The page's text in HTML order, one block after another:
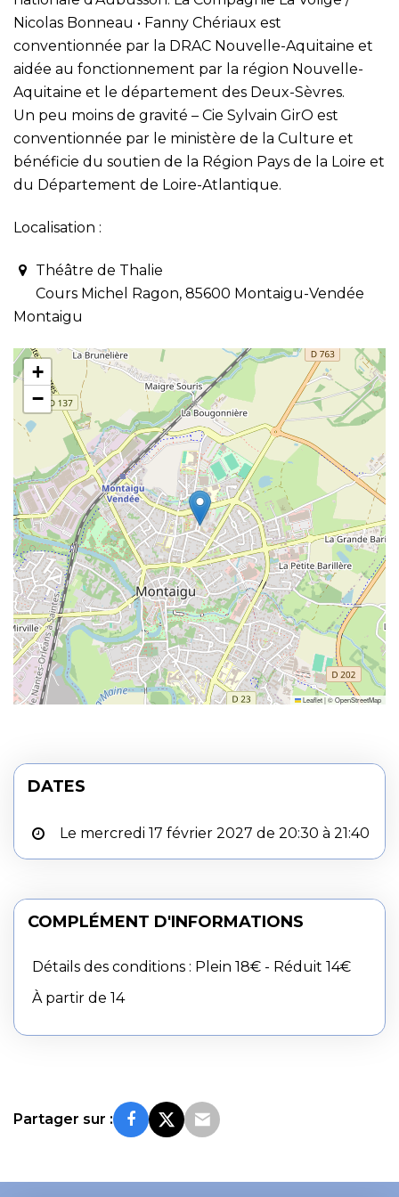
Nicolas Bonneau • Fanny Chériaux est
conventionnée par la DRAC Nouvelle-Aquitaine et
aidée au fonctionnement par la région Nouvelle-
Aquitaine et le département des Deux-Sèvres.
Un peu moins de gravité – Cie Sylvain GirO est
conventionnée par le ministère de la Culture et
bénéficie du soutien de la Région Pays de la Loire et
du Département de Loire-Atlantique.
Localisation :
Théâtre de Thalie
Cours Michel Ragon, 85600 Montaigu-Vendée
Montaigu
+
−
Leaflet|©OpenStreetMap
DATES
Le mercredi 17 février 2027 de 20:30 à 21:40
COMPLÉMENT D'INFORMATIONS
Détails des conditions : Plein 18€ - Réduit 14€
À partir de 14
Partager sur :